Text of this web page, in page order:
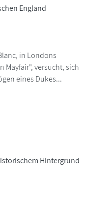
England
in Londons
Mayfair", versucht, sich
eines Dukes...
Hintergrund